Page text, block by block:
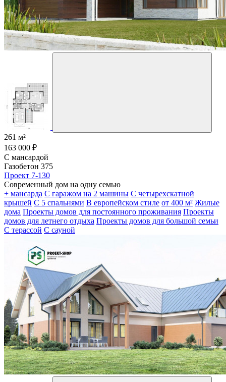
261 м²
163 000 ₽
С мансардой
Газобетон 375
Проект 7-130
Современный дом на одну семью
+ мансарда С гаражом на 2 машины С четырехскатной
крышей С 5 спальнями В европейском стиле от 400 м² Жилые
дома Проекты домов для постоянного проживания Проекты
домов для летнего отдыха Проекты домов для большой семьи
С терассой С сауной